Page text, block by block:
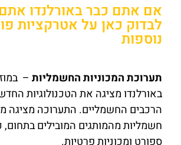
אם אתם כבר באורלנדו
לבדוק כאן על אטרקציות
נוספות
תערוכת המכוניות החשמליות –
באורלנדו מציגה את הטכנולוגיות
הרכבים החשמליים. התערוכה מציגה
חשמליות מהמותגים המובילים בתחום,